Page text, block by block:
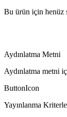
Bu ürün için henüz
Aydınlatma Metni
Aydınlatma metni
ButtonIcon
Yayınlanma